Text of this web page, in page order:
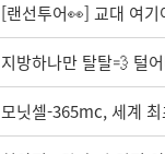
[랜선투어👀] 교대 여기
지방하나만 탈탈💨 털
모닛셀-365mc, 세계 최